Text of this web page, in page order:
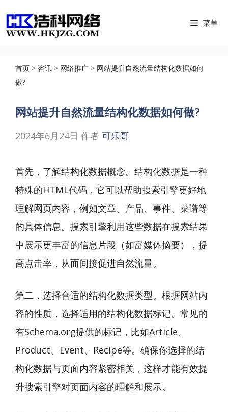
至
菜单
首页 > 咨讯 > 网络推广 > 网站提升自然流量结构化数据如何
做?
网站提升自然流量结构化数据如何做?
2024年6月24日 作者 可乐哥
首先，了解结构化数据概念。结构化数据是一种
特殊的HTML代码，它可以帮助搜索引擎更好地
理解网页内容，例如文章、产品、事件、菜谱等
的具体信息。搜索引擎利用这些数据在搜索结果
中展示更丰富的信息片段（如富媒体摘要），提
高点击率，从而间接促进自然流量。
第二，选择合适的结构化数据类型。根据网站内
容的性质，选择适用的结构化数据标记。常见的
有Schema.org提供的标记，比如Article、
Product、Event、Recipe等。确保你选择的结
构化数据与页面内容紧密相关，这样才能有效提
升搜索引擎对页面内容的理解和展示。